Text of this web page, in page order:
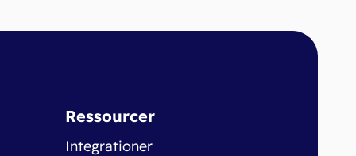
Ressourcer
Integrationer